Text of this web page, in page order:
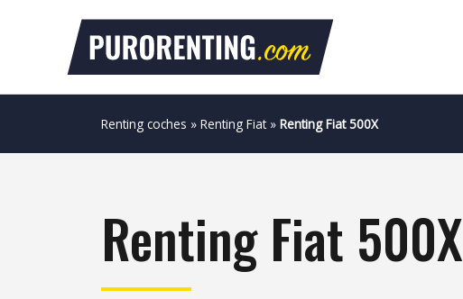
Renting coches » Renting Fiat» Renting Fiat 500X
Renting Fiat 500X